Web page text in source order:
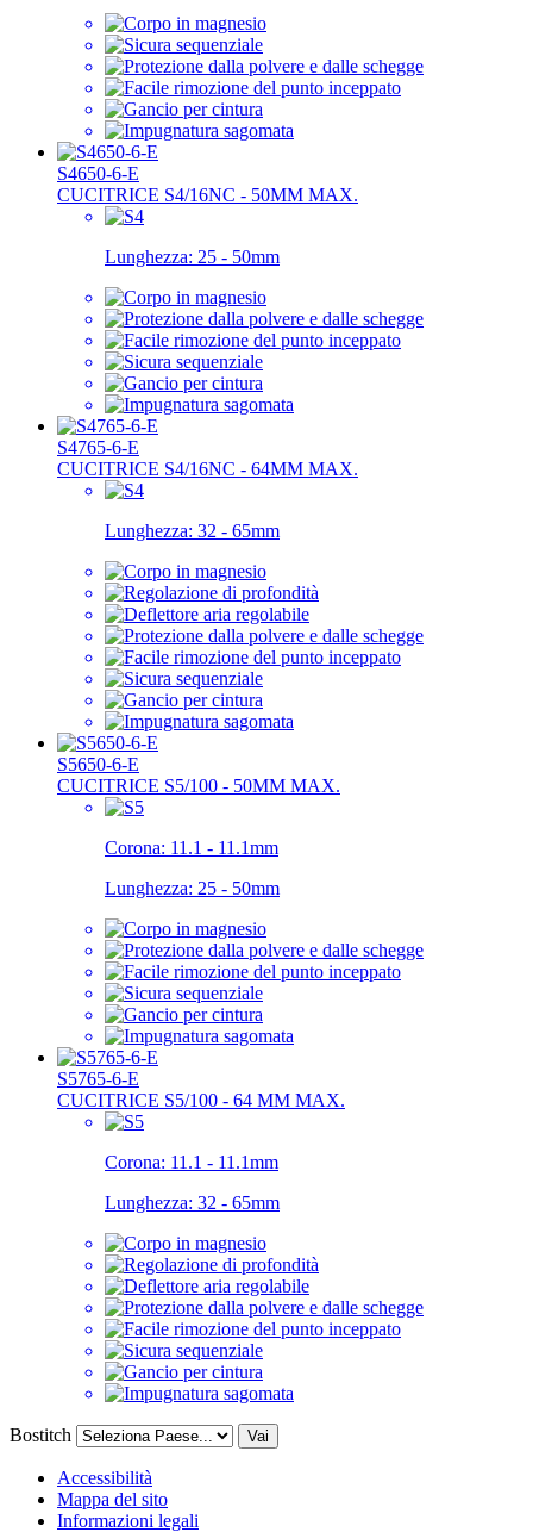
S4650-6-E
CUCITRICE S4/16NC - 50MM MAX.
Lunghezza: 25 - 50mm
S4765-6-E
CUCITRICE S4/16NC - 64MM MAX.
Lunghezza: 32 - 65mm
S5650-6-E
CUCITRICE S5/100 - 50MM MAX.
Corona: 11.1 - 11.1mm
Lunghezza: 25 - 50mm
S5765-6-E
CUCITRICE S5/100 - 64 MM MAX.
Corona: 11.1 - 11.1mm
Lunghezza: 32 - 65mm
Bostitch Vai
Accessibilità
Mappa del sito
Informazioni legali